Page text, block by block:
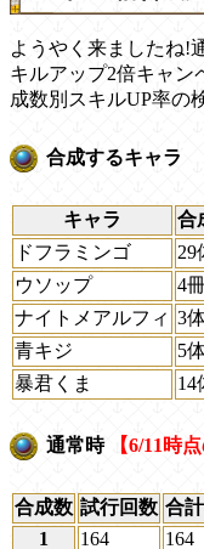
ようやく来ましたね!
キルアップ2倍キャン
成数別スキルUP率の
合成するキャラ
キャラ 合
ドフラミンゴ
29
ウソップ
4
ナイトメアルフィ 3
青キジ
5
暴君くま
14
通常時【6/11時点
合成数 試行回数 合
1
164 164